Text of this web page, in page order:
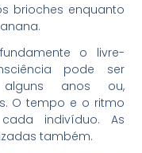
brioches enquanto
o livre-
pode ser
anos ou,
O tempo e o ritmo
indivíduo. As
também.